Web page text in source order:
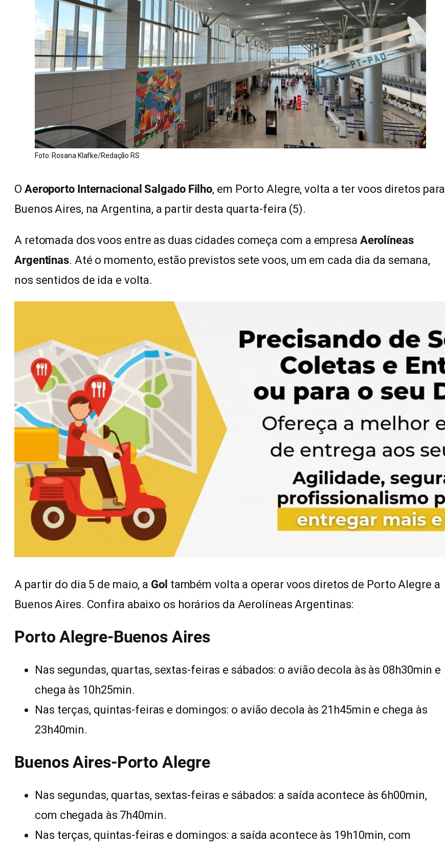
Foto: Rosana Klafke/Redação RS
O Aeroporto Internacional Salgado Filho, em Porto Alegre, volta a ter voos diretos para
Buenos Aires, na Argentina, a partir desta quarta-feira (5).
A retomada dos voos entre as duas cidades começa com a empresa Aerolíneas
Argentinas. Até o momento, estão previstos sete voos, um em cada dia da semana,
nos sentidos de ida e volta.
A partir do dia 5 de maio, a Gol também volta a operar voos diretos de Porto Alegre a
Buenos Aires. Confira abaixo os horários da Aerolíneas Argentinas:
Porto Alegre-Buenos Aires
Nas segundas, quartas, sextas-feiras e sábados: o avião decola às às 08h30min e
chega às 10h25min.
Nas terças, quintas-feiras e domingos: o avião decola às 21h45min e chega às
23h40min.
Buenos Aires-Porto Alegre
Nas segundas, quartas, sextas-feiras e sábados: a saída acontece às 6h00min,
com chegada às 7h40min.
Nas terças, quintas-feiras e domingos: a saída acontece às 19h10min, com